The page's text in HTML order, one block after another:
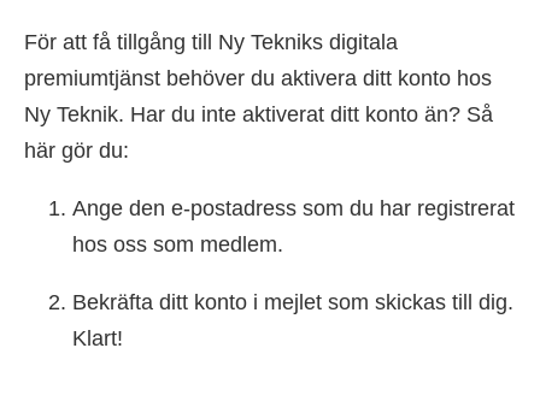
För att få tillgång till Ny Tekniks digitala
premiumtjänst behöver du aktivera ditt konto hos
Ny Teknik. Har du inte aktiverat ditt konto än? Så
här gör du:
Ange den e-postadress som du har registrerat
hos oss som medlem.
Bekräfta ditt konto i mejlet som skickas till dig.
Klart!